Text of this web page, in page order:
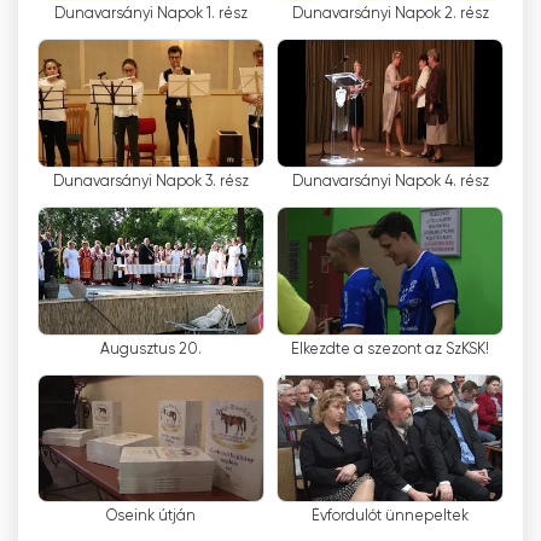
DunaMédia TV tilbyr seerne et bredt spekter
av innhold. Kanalen tilbyr nyheter, økonomiske
og politiske nyheter, kulturelle begivenheter,
underholdningsprogrammer og sportsdekning.
Direktesendingene gir seerne mulighet til å ta
del i de viktigste hendelsene når som helst,
enten det er sportsbegivenheter, konserter
eller politiske begivenheter. Å se TV på nettet
er en gratis måte for seerne å følge
favorittprogrammene sine på, hvor som helst
og når som helst.
DunaMedia TV spiller en viktig rolle i
lokalsamfunnet. Kanalen fokuserer på lokale
arrangementer, kulturprogrammer og
samfunnsinitiativer.
Duna TV Se direktestrømming nå på
nettet
Dunavarsányi Napok 1. rész Dunavarsányi Napok 2. rész
Dunavarsányi Napok 3. rész Dunavarsányi Napok 4. rész
Augusztus 20. Elkezdte a szezont az SzKSK!
Őseink útján Évfordulót ünnepeltek